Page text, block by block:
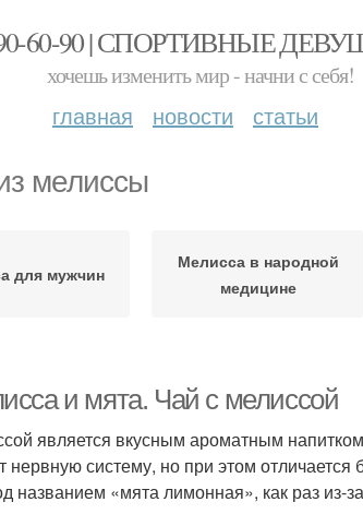
60-90 | СПОРТИВНЫЕ
хочешь изменить мир - начни с себя!
главная новости статьи
мелиссы
для мужчин
Мелисса в народной
медицине
и мята. Чай с мелиссой
является вкусным ароматным
нервную систему, но при этом
названием «мята лимонная», как раз из-